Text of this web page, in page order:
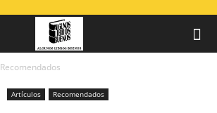
Recomendados
Artículos Recomendados